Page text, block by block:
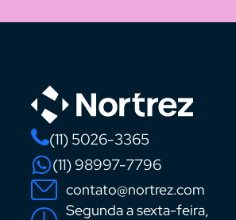
(11) 5026-3365
(11) 98997-7796
contato@nortrez.com
Segunda a sexta-feira,